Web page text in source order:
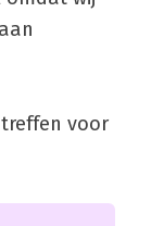
voor